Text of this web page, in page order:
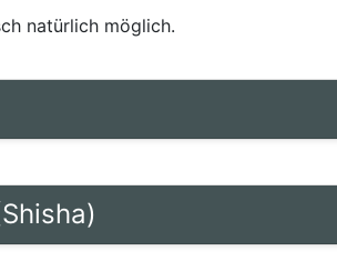
natürlich möglich.